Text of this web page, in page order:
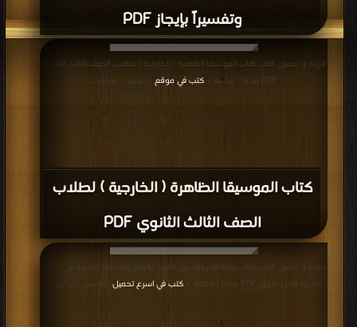
وتفسيراً بإيجاز PDF
كتاب الموسيقا الظاهرة ( الخارجية ) لطلاب
الصف الثالث الثانوي PDF
قراءة و تحميل كتاب كتاب الموسيقا الظاهرة ( الخارجية ) لطلاب الصف الثالث الثانوي
PDF مجانا | مكتبة >
كتب في موقع | التحميل : مرة/مرات
قراءة و تحميل كتاب كتاب زيادة الحروف بين التأييد والمنع وأسرارها البلاغية في القرآن
الكريم الجزء الأول PDF مجانا | مكتبة >
كتب في اسرع تحميل | التحميل : مرة/مرات